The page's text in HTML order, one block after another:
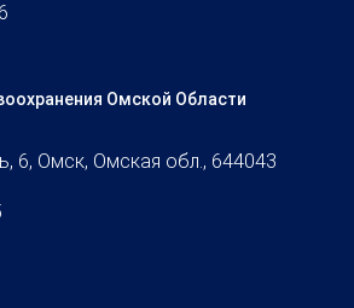
Омской Области
6, Омск, Омская обл., 644043